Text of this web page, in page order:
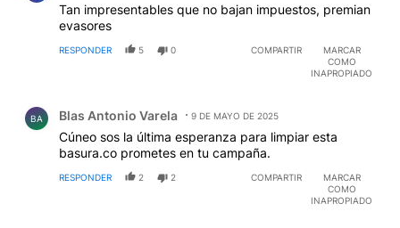
Tan impresentables que no bajan impuestos, premian
evasores
RESPONDER 5 0 COMPARTIR
MARCAR
COMO
INAPROPIADO
BA Blas Antonio Varela 9 DE MAYO DE 2025
Cúneo sos la última esperanza para limpiar esta
basura.co prometes en tu campaña.
RESPONDER 2 2 COMPARTIR
MARCAR
COMO
INAPROPIADO